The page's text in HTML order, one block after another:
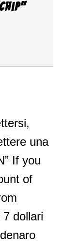
una
If you
of
dollari